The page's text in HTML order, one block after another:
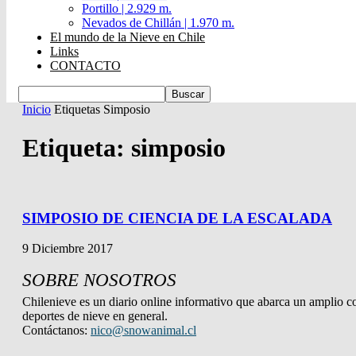
Portillo | 2.929 m.
Nevados de Chillán | 1.970 m.
El mundo de la Nieve en Chile
Links
CONTACTO
Inicio Etiquetas Simposio
Etiqueta: simposio
SIMPOSIO DE CIENCIA DE LA ESCALADA
9 Diciembre 2017
SOBRE NOSOTROS
Chilenieve es un diario online informativo que abarca un amplio
deportes de nieve en general.
Contáctanos: nico@snowanimal.cl